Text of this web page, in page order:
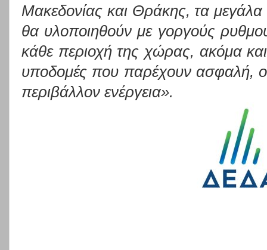
Μακεδονίας και Θράκης, τα
θα υλοποιηθούν με γοργούς
κάθε περιοχή της χώρας, ακόμα
υποδομές που παρέχουν ασφαλή,
περιβάλλον ενέργεια».